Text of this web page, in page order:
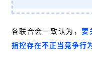
各联合会一致认为，要
指控存在不正当竞争行